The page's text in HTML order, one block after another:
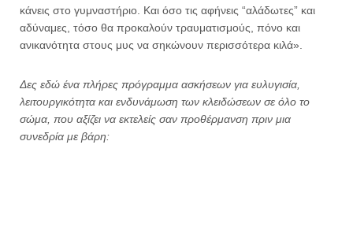
κάνεις στο γυμναστήριο. Και όσο τις αφήνεις “αλάδωτες” και
αδύναμες, τόσο θα προκαλούν τραυματισμούς, πόνο και
ανικανότητα στους μυς να σηκώνουν περισσότερα κιλά».
Δες εδώ ένα πλήρες πρόγραμμα ασκήσεων για ευλυγισία,
λειτουργικότητα και ενδυνάμωση των κλειδώσεων σε όλο το
σώμα, που αξίζει να εκτελείς σαν προθέρμανση πριν μια
συνεδρία με βάρη: